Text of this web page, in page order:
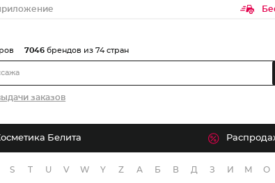
заказов
7046 брендов из 74 стран
Белита
S T U V W Y Z А Б В Д З И М О